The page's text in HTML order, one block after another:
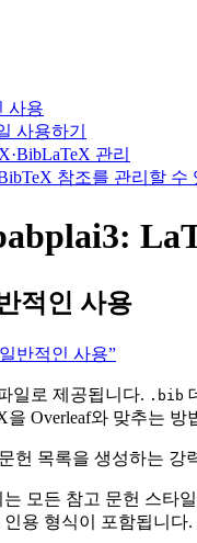
사용
사용하기
관리
참조를 관리할
적인 사용
반적인 사용”
일로 제공됩니다. .bib
을 Overleaf와 맞추는 방
헌 목록을 생성하는
는 모든 참고 문헌 스
인용 형식이 포함됩니